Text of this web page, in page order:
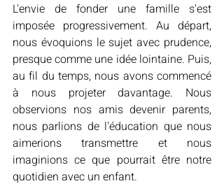
L'envie de fonder une famille s'est
imposée progressivement. Au départ,
nous évoquions le sujet avec prudence,
presque comme une idée lointaine. Puis,
au fil du temps, nous avons commencé
à nous projeter davantage. Nous
observions nos amis devenir parents,
nous parlions de l'éducation que nous
aimerions transmettre et nous
imaginions ce que pourrait être notre
quotidien avec un enfant.